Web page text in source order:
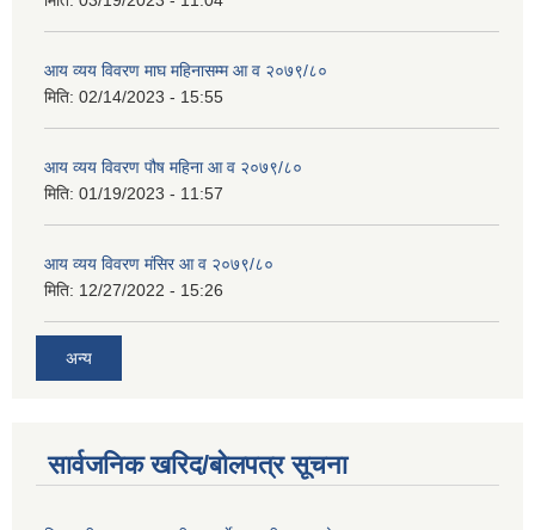
आय व्यय विवरण माघ महिनासम्म आ व २०७९/८०
मिति: 02/14/2023 - 15:55
आय व्यय विवरण पौष महिना आ व २०७९/८०
मिति: 01/19/2023 - 11:57
आय व्यय विवरण मंसिर आ व २०७९/८०
मिति: 12/27/2022 - 15:26
अन्य
सार्वजनिक खरिद/बोलपत्र सूचना